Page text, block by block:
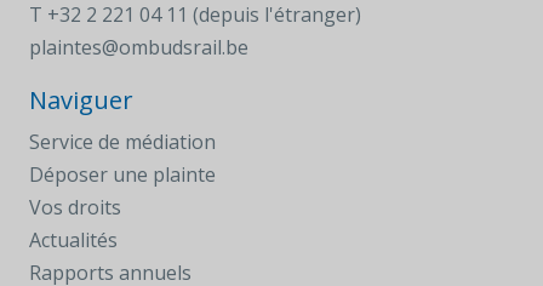
T +32 2 221 04 11 (depuis l'étranger)
plaintes@ombudsrail.be
Naviguer
Service de médiation
Déposer une plainte
Vos droits
Actualités
Rapports annuels